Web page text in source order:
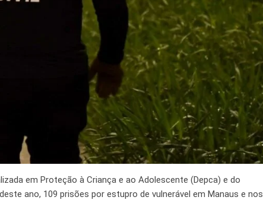
em Proteção à Criança e ao Adolescente (Depca) e do
ano, 109 prisões por estupro de vulnerável em Manaus e nos